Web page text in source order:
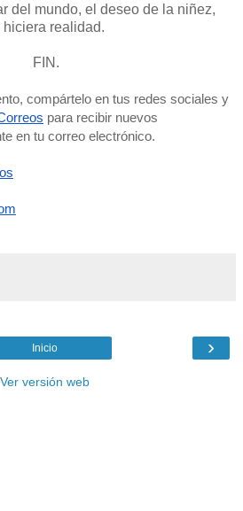
del mundo, el deseo de la niñez,
realidad.
FIN.
compártelo en tus redes sociales y
para recibir nuevos
en tu correo electrónico.
›
Inicio
Ver versión web